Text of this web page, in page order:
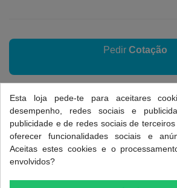
Pedir Cotação
Referência:
D1.1396
Favorito 0 Adicionar a Comparar 0
Dados do produto
FICHA INFORMATIVA
Esta loja pede-te para aceitares
desempenho, redes sociais e
publicidade e de redes sociais de
oferecer funcionalidades sociais e
Aceitas estes cookies e o
envolvidos?